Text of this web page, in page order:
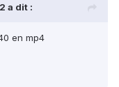
a dit :
en mp4